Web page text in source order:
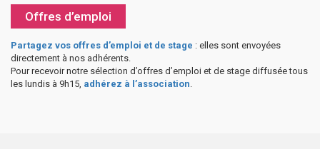
Offres d’emploi
Partagez vos offres d’emploi et de stage : elles sont envoyées
directement à nos adhérents.
Pour recevoir notre sélection d’offres d’emploi et de stage diffusée tous
les lundis à 9h15, adhérez à l’association